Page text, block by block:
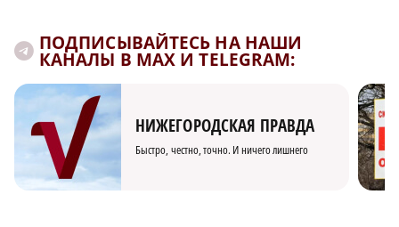
ПОДПИСЫВАЙТЕСЬ НА НАШИ
КАНАЛЫ В MAX И TELEGRAM:
НИЖЕГОРОДСКАЯ ПРАВДА
Быстро, честно, точно. И ничего лишнего